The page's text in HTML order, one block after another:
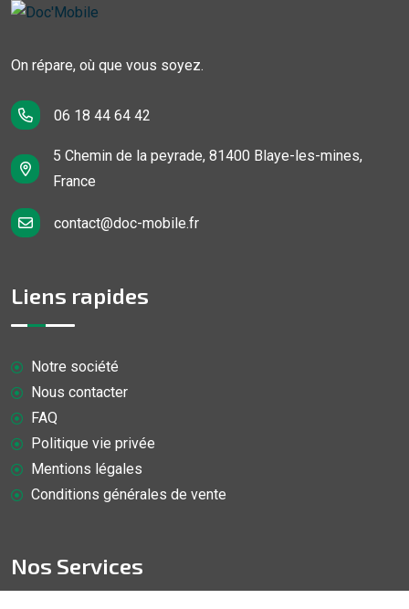
On répare, où que vous soyez.
06 18 44 64 42
5 Chemin de la peyrade, 81400 Blaye-les-mines,
France
contact@doc-mobile.fr
Liens rapides
Notre société
Nous contacter
FAQ
Politique vie privée
Mentions légales
Conditions générales de vente
Nos Services